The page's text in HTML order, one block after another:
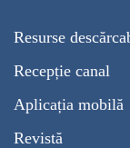
Resurse
Recepție canal
Aplicația mobilă
Revistă